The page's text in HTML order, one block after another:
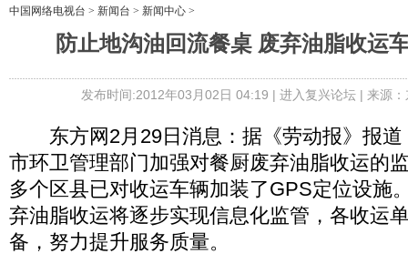
中国网络电视台 > 新闻台 > 新闻中心 >
防止地沟油回流餐桌 废弃油脂收运
发布时间:2012年03月02日 04:19 | 进入复兴论坛| 来源
东方网2月29日消息：据《劳动报》报道
市环卫管理部门加强对餐厨废弃油脂收运的
多个区县已对收运车辆加装了GPS定位设施
弃油脂收运将逐步实现信息化监管，各收运
备，努力提升服务质量。